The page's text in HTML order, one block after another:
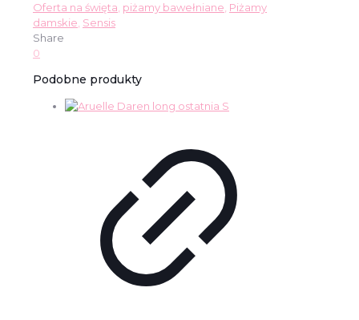
Oferta na święta, piżamy bawełniane, Piżamy
damskie, Sensis
Share
0
Podobne produkty